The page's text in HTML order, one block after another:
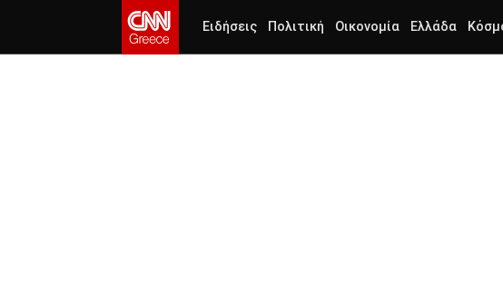
Ειδήσεις Πολιτική Οικονομία Ελλάδα